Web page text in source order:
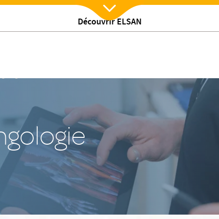
Découvrir ELSAN
Nx:Afficher menu